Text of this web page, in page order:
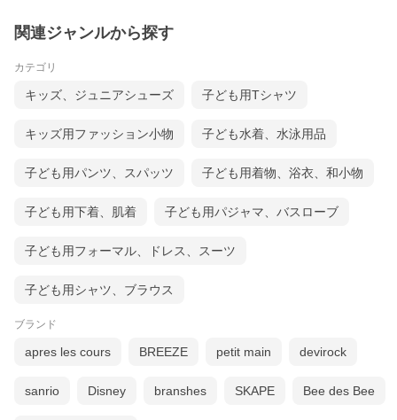
関連ジャンルから探す
カテゴリ
キッズ、ジュニアシューズ 子ども用Tシャツ
キッズ用ファッション小物 子ども水着、水泳用品
子ども用パンツ、スパッツ 子ども用着物、浴衣、和小物
子ども用下着、肌着 子ども用パジャマ、バスローブ
子ども用フォーマル、ドレス、スーツ
子ども用シャツ、ブラウス
ブランド
apres les cours BREEZE petit main devirock
sanrio Disney branshes SKAPE Bee des Bee